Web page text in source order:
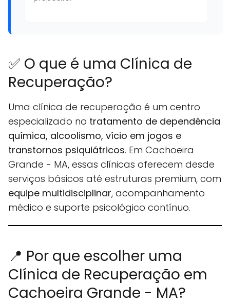
✅ O que é uma Clínica de
Recuperação?
Uma clínica de recuperação é um centro
especializado no tratamento de dependência
química, alcoolismo, vício em jogos e
transtornos psiquiátricos. Em Cachoeira
Grande - MA, essas clínicas oferecem desde
serviços básicos até estruturas premium, com
equipe multidisciplinar, acompanhamento
médico e suporte psicológico contínuo.
📍 Por que escolher uma
Clínica de Recuperação em
Cachoeira Grande - MA?